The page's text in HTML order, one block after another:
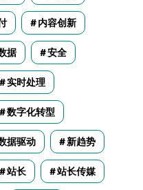
内容创新
据 安全
实时处理
数字化转型
据驱动 新趋势
站长 站长传媒